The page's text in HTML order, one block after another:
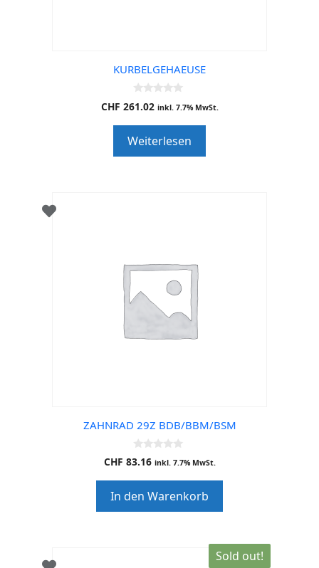
KURBELGEHAEUSE
0
o
o
f
5
CHF 261.02 inkl. 7.7% MwSt.
Weiterlesen
ZAHNRAD 29Z BDB/BBM/BSM
0
o
o
f
5
CHF 83.16 inkl. 7.7% MwSt.
In den Warenkorb
Sold out!